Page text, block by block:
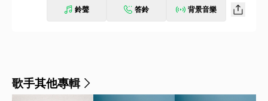
鈴聲 答鈴 背景音樂
歌手其他專輯